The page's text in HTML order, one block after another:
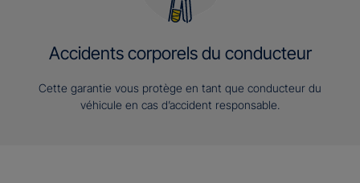
Accidents corporels du conducteur
Cette garantie vous protège en tant que conducteur du
véhicule en cas d’accident responsable.